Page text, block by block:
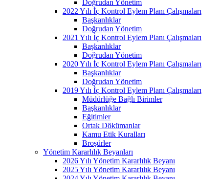
Doğrudan Yönetim
2022 Yılı İç Kontrol Eylem Planı Çalışmaları
Başkanlıklar
Doğrudan Yönetim
2021 Yılı İç Kontrol Eylem Planı Çalışmaları
Başkanlıklar
Doğrudan Yönetim
2020 Yılı İç Kontrol Eylem Planı Çalışmaları
Başkanlıklar
Doğrudan Yönetim
2019 Yılı İç Kontrol Eylem Planı Çalışmaları
Müdürlüğe Bağlı Birimler
Başkanlıklar
Eğitimler
Ortak Dökümanlar
Kamu Etik Kuralları
Broşürler
Yönetim Kararlılık Beyanları
2026 Yılı Yönetim Kararlılık Beyanı
2025 Yılı Yönetim Kararlılık Beyanı